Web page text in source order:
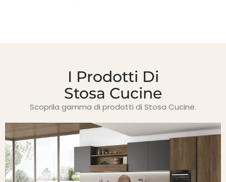
I Prodotti Di
Stosa Cucine
Scoprila gamma di prodotti di Stosa Cucine.